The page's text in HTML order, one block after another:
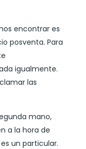
encontrar es
posventa. Para
igualmente.
las
mano,
a la hora de
un particular.